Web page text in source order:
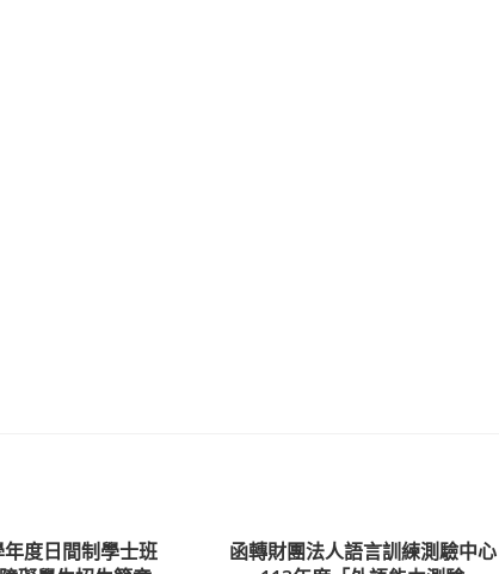
度日間制學士班
函轉財團法人語言訓練測驗中心